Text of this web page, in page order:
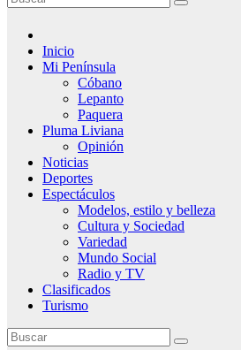
Inicio
Mi Península
Cóbano
Lepanto
Paquera
Pluma Liviana
Opinión
Noticias
Deportes
Espectáculos
Modelos, estilo y belleza
Cultura y Sociedad
Variedad
Mundo Social
Radio y TV
Clasificados
Turismo